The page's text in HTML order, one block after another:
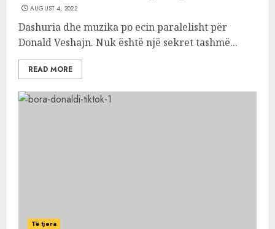
AUGUST 4, 2022
Dashuria dhe muzika po ecin paralelisht për
Donald Veshajn. Nuk është një sekret tashmë...
READ MORE
Të tjera